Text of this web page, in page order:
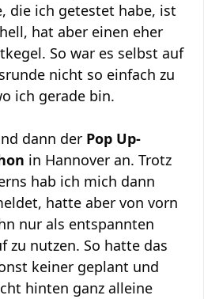
die ich getestet habe, ist
hat aber einen eher
So war es selbst auf
nicht so einfach zu
ich gerade bin.
dann der Pop Up-
in Hannover an. Trotz
hab ich mich dann
hatte aber von vorn
nur als entspannten
zu nutzen. So hatte das
keiner geplant und
hinten ganz alleine